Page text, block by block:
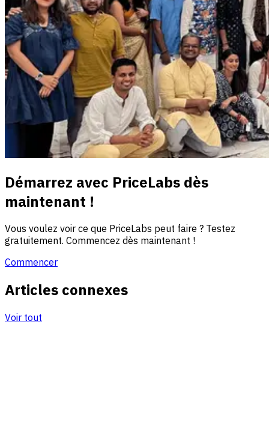
Démarrez avec PriceLabs dès
maintenant !
Vous voulez voir ce que PriceLabs peut faire ? Testez
gratuitement. Commencez dès maintenant !
Commencer
Articles connexes
Voir tout